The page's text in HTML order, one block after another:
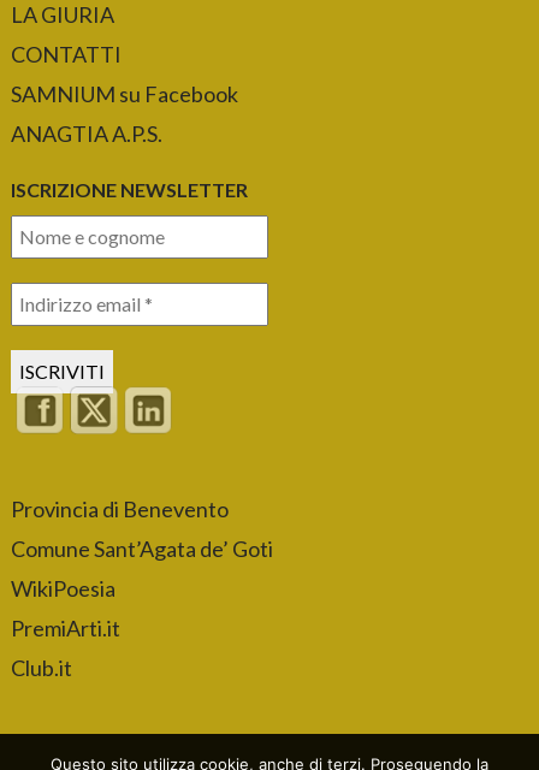
LA GIURIA
CONTATTI
SAMNIUM su Facebook
ANAGTIA A.P.S.
ISCRIZIONE NEWSLETTER
Provincia di Benevento
Comune Sant’Agata de’ Goti
WikiPoesia
PremiArti.it
Club.it
Questo sito utilizza cookie, anche di terzi. Proseguendo la